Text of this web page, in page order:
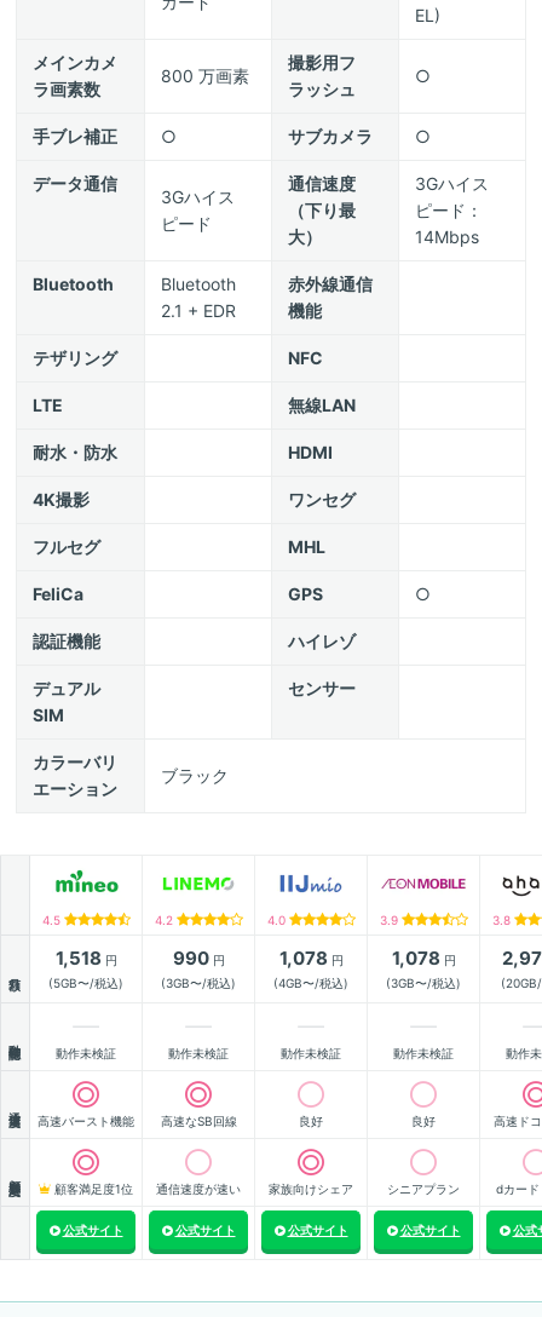
EL)
メインカメ
ラ画素数
800 万画素
撮影用フ
ラッシュ
○
手ブレ補正 ○ サブカメラ ○
データ通信
3Gハイス
ピード
通信速度
（下り最
大）
3Gハイス
ピード：
14Mbps
Bluetooth
Bluetooth
2.1 + EDR
赤外線通信
機能
テザリング NFC
LTE 無線LAN
耐水・防水 HDMI
4K撮影 ワンセグ
フルセグ MHL
FeliCa GPS ○
認証機能 ハイレゾ
デュアル
SIM
センサー
カラーバリ
エーション
ブラック
4.5 4.2 4.0 3.9 3.8
1,518 円
(5GB〜/税込)
990円
(3GB〜/税込)
1,078 円
(4GB〜/税込)
1,078 円
(3GB〜/税込)
動作未検証 動作未検証 動作未検証 動作未検証 動作
高速バースト機能 高速なSB回線 良好 良好 高速ド
顧客満足度1位 通信速度が速い 家族向けシェア シニアプラン dカード
公式サイト 公式サイト 公式サイト 公式サイト 公式